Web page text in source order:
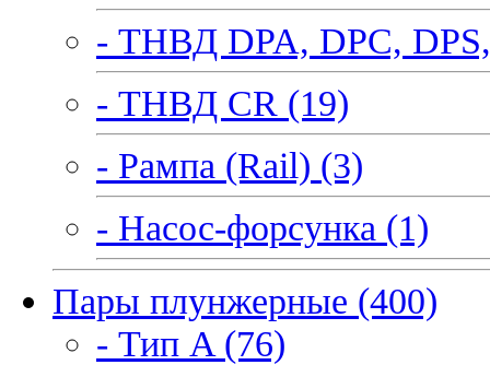
- ТНВД DPA, DPC,
- ТНВД CR (19)
- Рампа (Rail) (3)
- Насос-форсунка (1)
Пары плунжерные (400)
- Тип A (76)